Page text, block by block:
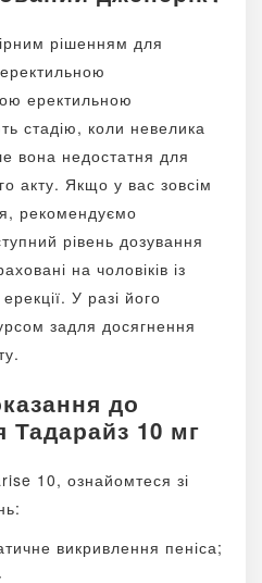
рішенням для
еректильною
стадію, коли невелика
вона недостатня для
акту. Якщо у вас зовсім
рекомендуємо
рівень дозування
на чоловіків із
У разі його
задля досягнення
до
Тадарайз 10 мг
10, ознайомтеся зі
викривлення пеніса;